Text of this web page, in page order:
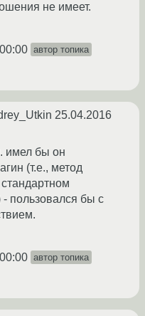
не имеет.
автор топика
25.04.2016
имел бы он
(т.е., метод
пользовался бы с
автор топика